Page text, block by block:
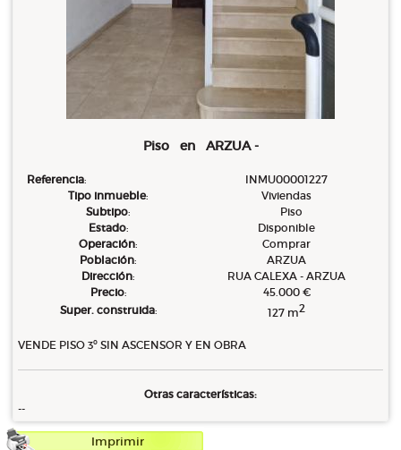
Piso en ARZUA -
Referencia:
INMU00001227
Tipo inmueble:
Viviendas
Subtipo:
Piso
Estado:
Disponible
Operación:
Comprar
Población:
ARZUA
Dirección:
RUA CALEXA - ARZUA
Precio:
45.000 €
Super. construida: 127 m2
VENDE PISO 3º SIN ASCENSOR Y EN OBRA
Otras características:
--
Imprimir